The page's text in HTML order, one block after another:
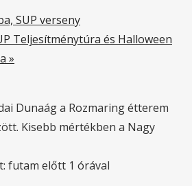
SUP verseny
Teljesítménytúra és Halloween
»
Dunaág a Rozmaring étterem
Kisebb mértékben a Nagy
futam előtt 1 órával